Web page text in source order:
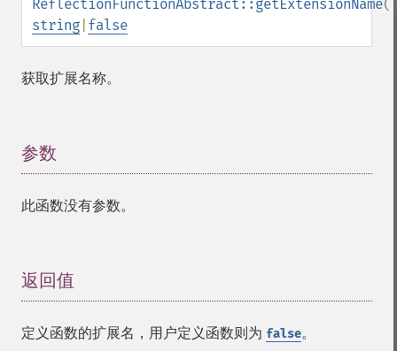
ReflectionFunctionAbstract::getExtensionName
string false
获取扩展名称。
参数
此函数没有参数。
返回值
定义函数的扩展名，用户定义函数则为 false。